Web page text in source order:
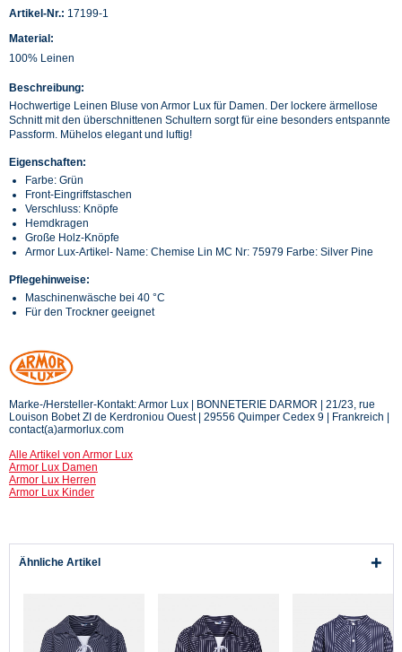
Artikel-Nr.: 17199-1
Material:
100% Leinen
Beschreibung:
Hochwertige Leinen Bluse von Armor Lux für Damen. Der lockere ärmellose
Schnitt mit den überschnittenen Schultern sorgt für eine besonders entspannte
Passform. Mühelos elegant und luftig!
Eigenschaften:
Farbe: Grün
Front-Eingriffstaschen
Verschluss: Knöpfe
Hemdkragen
Große Holz-Knöpfe
Armor Lux-Artikel- Name: Chemise Lin MC Nr: 75979 Farbe: Silver Pine
Pflegehinweise:
Maschinenwäsche bei 40 °C
Für den Trockner geeignet
Marke-/Hersteller-Kontakt: Armor Lux | BONNETERIE DARMOR | 21/23, rue
Louison Bobet ZI de Kerdroniou Ouest | 29556 Quimper Cedex 9 | Frankreich |
contact(a)armorlux.com
Alle Artikel von Armor Lux
Armor Lux Damen
Armor Lux Herren
Armor Lux Kinder
Ähnliche Artikel